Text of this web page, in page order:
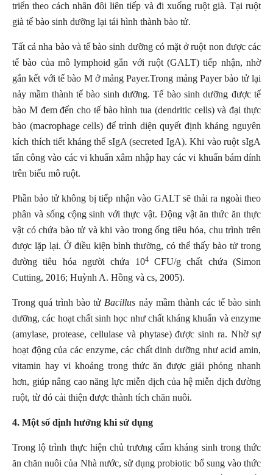
triển theo cách nhân đôi liên tiếp và đi xuống ruột già. Tại ruột
già tế bào sinh dưỡng lại tái hình thành bào tử.
Tất cả nha bào và tế bào sinh dưỡng có mặt ở ruột non được các
tế bào của mô lymphoid gắn với ruột (GALT) tiếp nhận, nhờ
gắn kết với tế bào M ở mảng Payer.Trong mảng Payer bảo tử lại
nảy mầm thành tế bào sinh dưỡng. Tế bào sinh dưỡng được tế
bào M đem đến cho tế bào hình tua (dendritic cells) và đại thực
bào (macrophage cells) để trình diện quyết định kháng nguyên
kích thích tiết kháng thể sIgA (secreted IgA). Khi vào ruột sIgA
tấn công vào các vi khuẩn xâm nhập hay các vi khuẩn bám dính
trên biểu mô ruột.
Phần bảo tử không bị tiếp nhận vào GALT sẽ thải ra ngoài theo
phân và sống cộng sinh với thực vật. Động vật ăn thức ăn thực
vật có chứa bào tử và khi vào trong ống tiêu hóa, chu trình trên
được lặp lại. Ở điều kiện bình thường, có thể thấy bào tử trong
đường tiêu hóa người chứa 104CFU/g chất chứa (Simon
Cutting, 2016; Huỳnh A. Hồng và cs, 2005).
Trong quá trình bào tửBacillus nảy mầm thành các tế bào sinh
dưỡng, các hoạt chất sinh học như chất kháng khuẩn và enzyme
(amylase, protease, cellulase và phytase) được sinh ra. Nhờ sự
hoạt động của các enzyme, các chất dinh dưỡng như acid amin,
vitamin hay vi khoáng trong thức ăn được giải phóng nhanh
hơn, giúp nâng cao năng lực miễn dịch của hệ miễn dịch đường
ruột, từ đó cải thiện được thành tích chăn nuôi.
4. Một số định hướng khi sử dụng
Trong lộ trình thực hiện chủ trương cấm kháng sinh trong thức
ăn chăn nuôi của Nhà nước, sử dụng probiotic bổ sung vào thức